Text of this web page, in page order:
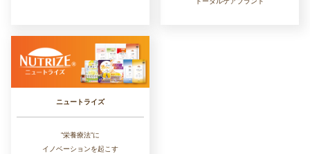
ニュートライズ
”栄養療法”に
イノベーションを起こす